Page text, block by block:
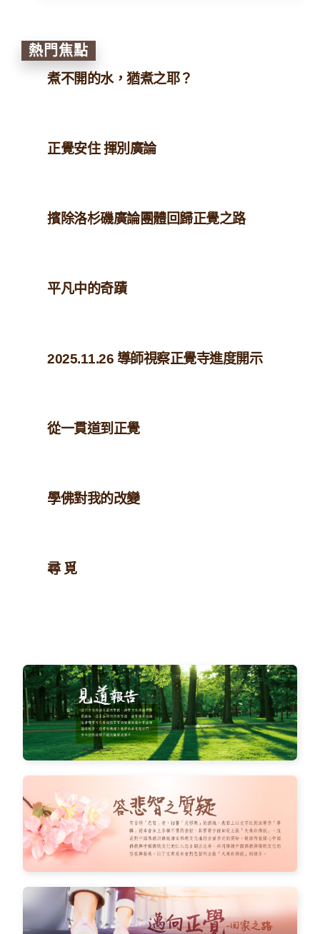
熱門焦點
煮不開的水，猶煮之耶？
正覺安住 揮別廣論
擯除洛杉磯廣論團體回歸正覺之路
平凡中的奇蹟
2025.11.26 導師視察正覺寺進度開示
從一貫道到正覺
學佛對我的改變
尋 覓